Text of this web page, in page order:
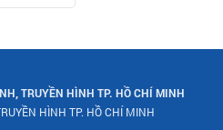
TRUYỀN HÌNH TP. HỒ CHÍ MINH
HÌNH TP. HỒ CHÍ MINH